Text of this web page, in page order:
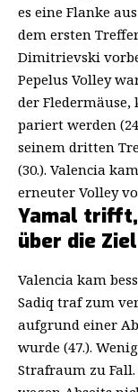
es eine Flanke
dem ersten
Dimitrievski
Pepelus Volley
der Fledermäuse,
pariert werden
seinem dritten
(30.). Valencia
erneuter Volley
Yamal
über die
Valencia kam
Sadiq traf zum
aufgrund einer
wurde (47.).
Strafraum zu